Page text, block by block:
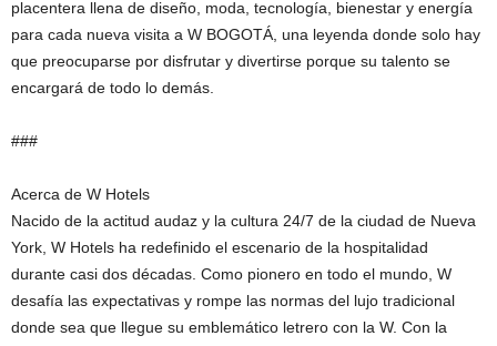
placentera llena de diseño, moda, tecnología, bienestar y energía
para cada nueva visita a W BOGOTÁ, una leyenda donde solo hay
que preocuparse por disfrutar y divertirse porque su talento se
encargará de todo lo demás.
###
Acerca de W Hotels
Nacido de la actitud audaz y la cultura 24/7 de la ciudad de Nueva
York, W Hotels ha redefinido el escenario de la hospitalidad
durante casi dos décadas. Como pionero en todo el mundo, W
desafía las expectativas y rompe las normas del lujo tradicional
donde sea que llegue su emblemático letrero con la W. Con la